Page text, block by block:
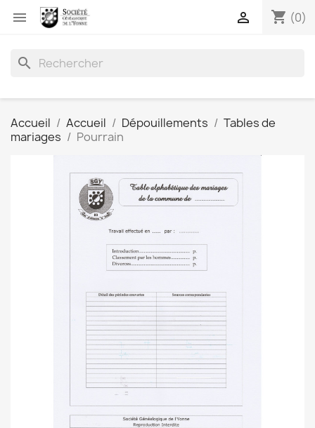
 shopping_cart (0)

search
Accueil Accueil Dépouillements
Tables de
mariages
Pourrain